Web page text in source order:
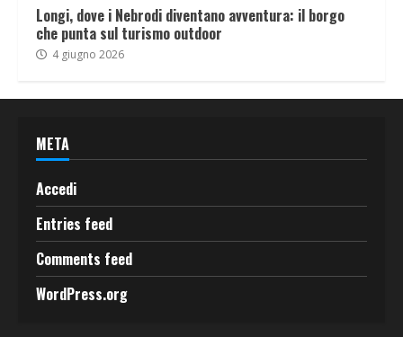
Longi, dove i Nebrodi diventano avventura: il borgo
che punta sul turismo outdoor
4 giugno 2026
META
Accedi
Entries feed
Comments feed
WordPress.org